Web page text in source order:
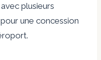
plusieurs
une concession